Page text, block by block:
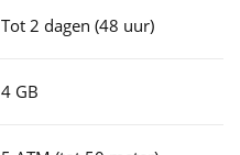
Tot 2 dagen (48 uur)
4 GB